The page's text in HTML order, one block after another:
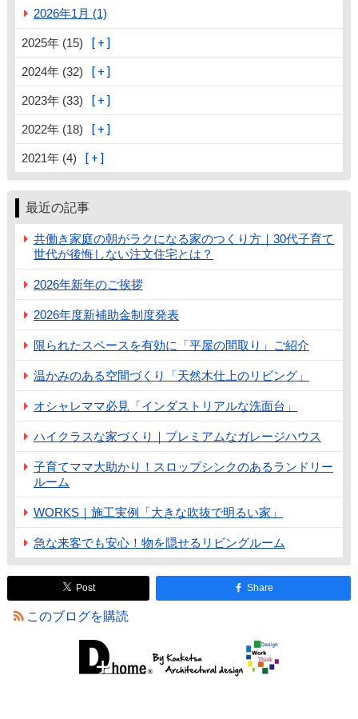
2026年1月 (1)
2025年 (15)
2024年 (32)
2023年 (33)
2022年 (18)
2021年 (4)
最近の記事
共働き家庭の朝がラクになる家のつくり方｜30代子育て
世代が後悔しない注文住宅とは？
2026年新年のご挨拶
2026年度新補助金制度発表
限られたスペースを有効に「平屋の間取り」ご紹介
温かみのある空間づくり「天然木仕上のリビング」
オシャレママ必見「インダストリアルな洗面台」
ハイクラスな家づくり｜プレミアムなガレージハウス
子育てママ大助かり！スロップシンクのあるランドリー
ルーム
WORKS｜施工実例「大きな吹抜で明るい家」
急な来客でも安心！物を隠せるリビングルーム
Post Share
このブログを購読